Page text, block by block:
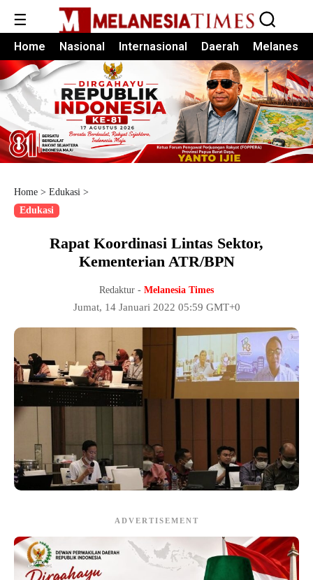
☰
Home Nasional Internasional Daerah Melanesia
Home > Edukasi >
Edukasi
Rapat Koordinasi Lintas Sektor,
Kementerian ATR/BPN
Redaktur - Melanesia Times
Jumat, 14 Januari 2022 05:59 GMT+0
ADVERTISEMENT